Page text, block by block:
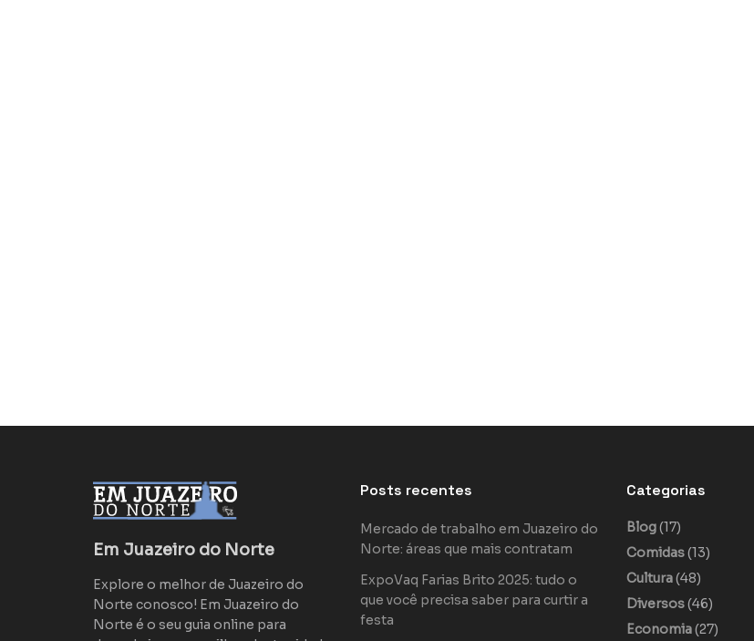
Em Juazeiro do Norte
Explore o melhor de Juazeiro do
Norte conosco! Em Juazeiro do
Norte é o seu guia online para
Posts recentes
Mercado de trabalho em Juazeiro do
Norte: áreas que mais contratam
ExpoVaq Farias Brito 2025: tudo o
que você precisa saber para curtir a
festa
Categorias
Blog(17)
Comidas(13)
Cultura(48)
Diversos(46)
Economia(27)